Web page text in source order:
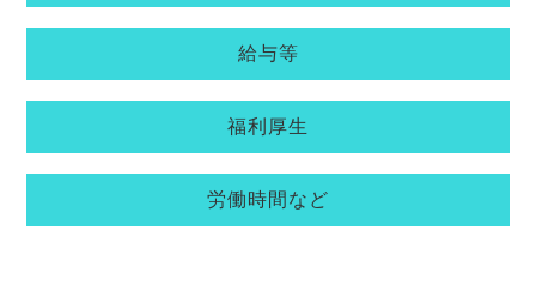
給与等
福利厚生
労働時間など